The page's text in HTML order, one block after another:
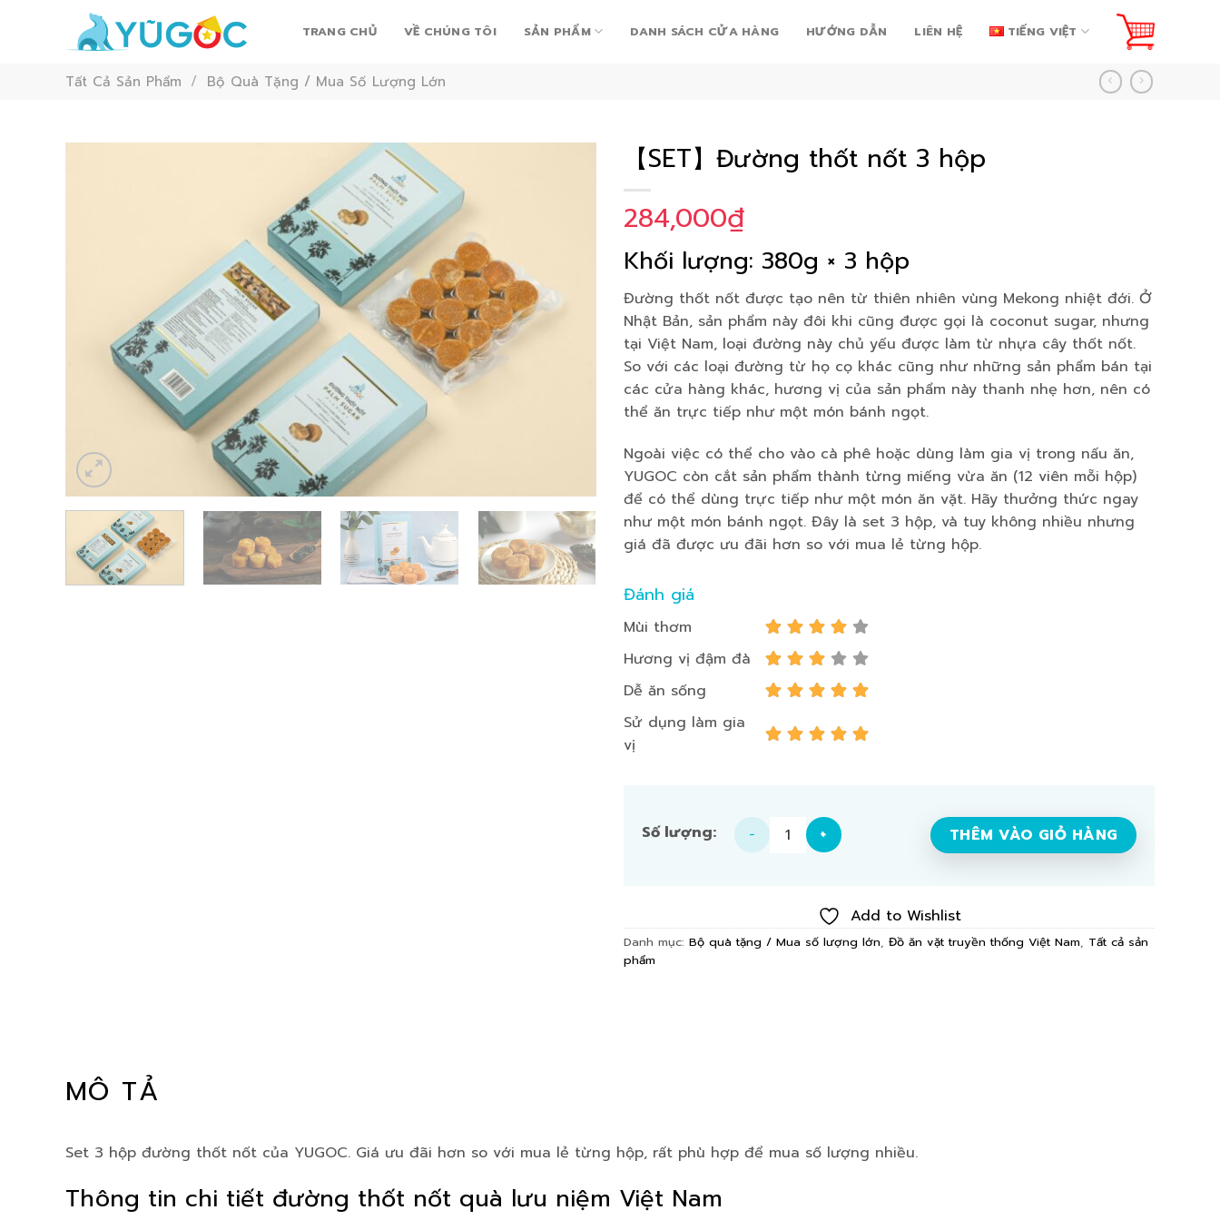
TRANG CHỦ VỀ CHÚNG TÔI SẢN PHẨM DANH SÁCH CỬA HÀNG HƯỚNG DẪN LIÊN HỆ TIẾNG VIỆT
Tất Cả Sản Phẩm / Bộ Quà Tặng / Mua Số Lượng Lớn
【SET】Đường thốt nốt 3 hộp
284,000₫
Khối lượng: 380g × 3 hộp
Đường thốt nốt được tạo nên từ thiên nhiên vùng Mekong nhiệt đới. Ở
Nhật Bản, sản phẩm này đôi khi cũng được gọi là coconut sugar, nhưng
tại Việt Nam, loại đường này chủ yếu được làm từ nhựa cây thốt nốt.
So với các loại đường từ họ cọ khác cũng như những sản phẩm bán tại
các cửa hàng khác, hương vị của sản phẩm này thanh nhẹ hơn, nên có
thể ăn trực tiếp như một món bánh ngọt.
Ngoài việc có thể cho vào cà phê hoặc dùng làm gia vị trong nấu ăn,
YUGOC còn cắt sản phẩm thành từng miếng vừa ăn (12 viên mỗi hộp)
để có thể dùng trực tiếp như một món ăn vặt. Hãy thưởng thức ngay
như một món bánh ngọt. Đây là set 3 hộp, và tuy không nhiều nhưng
giá đã được ưu đãi hơn so với mua lẻ từng hộp.
Đánh giá
Mùi thơm
Hương vị đậm đà
Dễ ăn sống
Sử dụng làm gia
vị
【SET】Đường thốt nốt 3 hộp số lượng THÊM VÀO GIỎ HÀNG
Add to Wishlist
Danh mục: Bộ quà tặng / Mua số lượng lớn, Đồ ăn vặt truyền thống Việt Nam, Tất cả sản
phẩm
MÔ TẢ
Set 3 hộp đường thốt nốt của YUGOC. Giá ưu đãi hơn so với mua lẻ từng hộp, rất phù hợp để mua số lượng nhiều.
Thông tin chi tiết đường thốt nốt quà lưu niệm Việt Nam